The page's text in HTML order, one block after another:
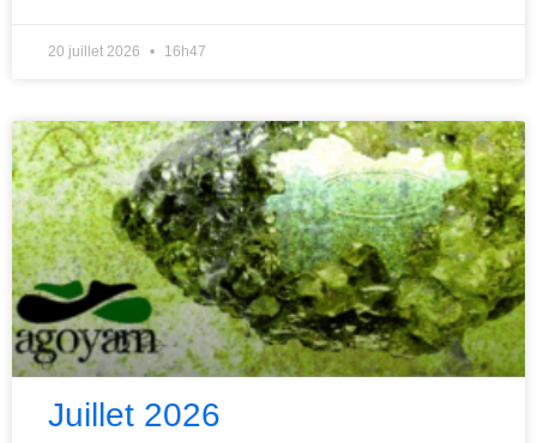
20 juillet 2026 16h47
Juillet 2026